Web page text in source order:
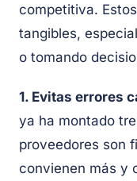
competitiva.
tangibles,
o tomando
1. Evitas errores
ya ha montado
proveedores son
convienen más y